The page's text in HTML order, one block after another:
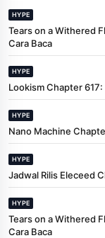
HYPE
Tears on a Withered
Cara Baca
HYPE
Lookism Chapter 617:
HYPE
Nano Machine
HYPE
Jadwal Rilis Eleceed
HYPE
Tears on a Withered
Cara Baca